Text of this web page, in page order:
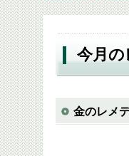
今月の
金のレメ